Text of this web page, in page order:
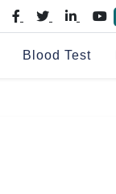
Blood Test